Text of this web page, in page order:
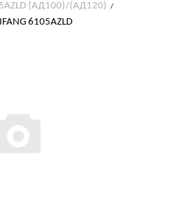
(АД100)/(АД120)
6105AZLD